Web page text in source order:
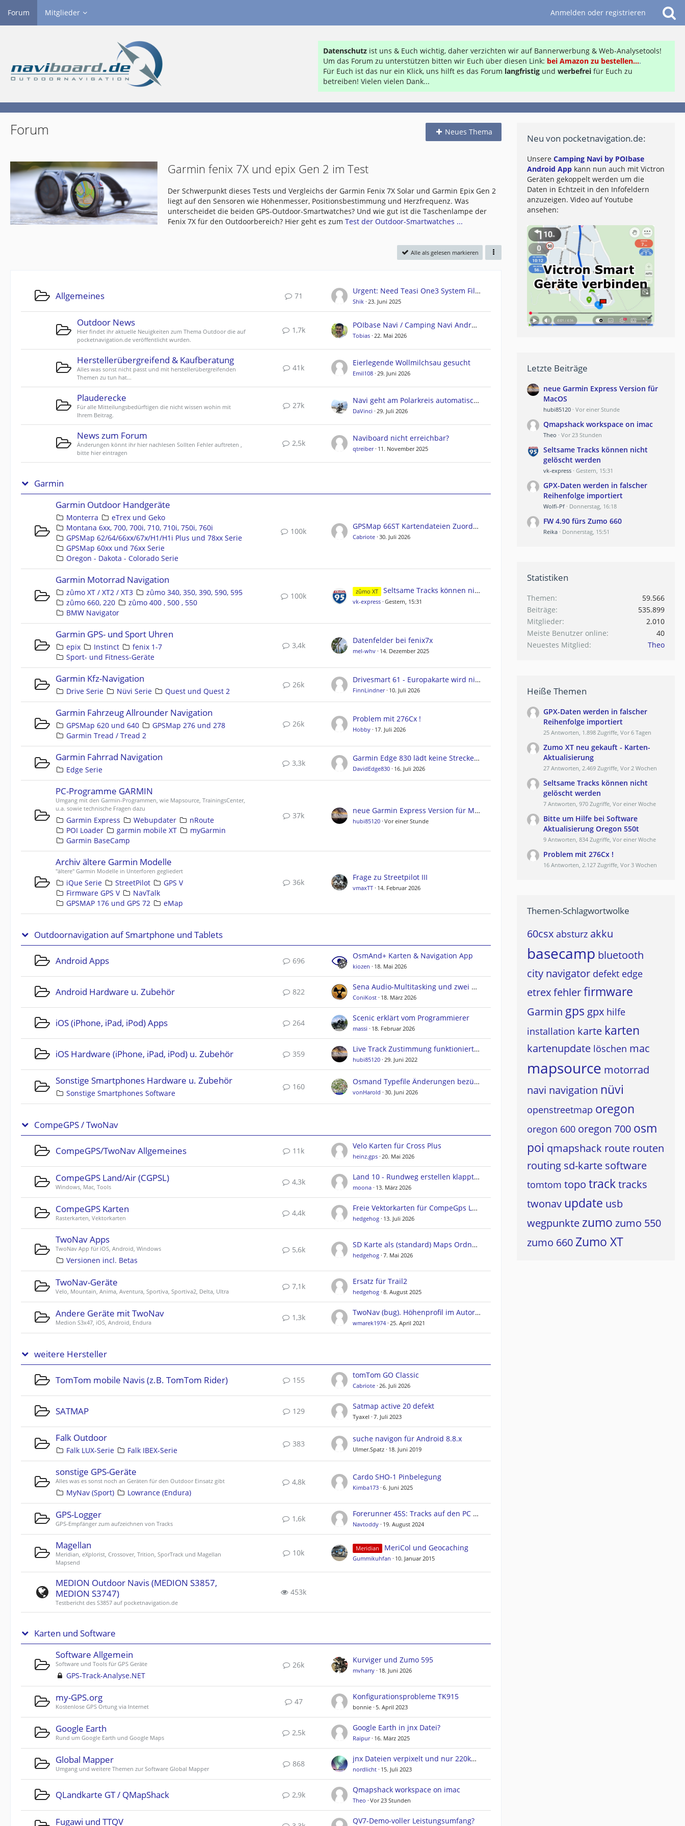
Forum Mitglieder Anmelden oder registrieren
Datenschutz ist uns & Euch wichtig, daher verzichten wir auf Bannerwerbung & Web-Analysetools!
Um das Forum zu unterstützen bitten wir Euch über diesen Link: bei Amazon zu bestellen....
Für Euch ist das nur ein Klick, uns hilft es das Forum langfristig und werbefrei für Euch zu
betreiben! Vielen vielen Dank...
Forum Neues Thema
Garmin fenix 7X und epix Gen 2 im Test
Der Schwerpunkt dieses Tests und Vergleichs der Garmin Fenix 7X Solar und Garmin Epix Gen 2
liegt auf den Sensoren wie Höhenmesser, Positionsbestimmung und Herzfrequenz. Was
unterscheidet die beiden GPS-Outdoor-Smartwatches? Und wie gut ist die Taschenlampe der
Fenix 7X für den Outdoorbereich? Hier geht es zumTest der Outdoor-Smartwatches ...
Alle als gelesen markieren
Allgemeines 71
Urgent: Need Teasi One3 System Files (Windows CE) - PC recognizes it as Mass Storage!
Shik 23. Juni 2025
Outdoor News
Hier findet ihr aktuelle Neuigkeiten zum Thema Outdoor die auf
pocketnavigation.de veröffentlicht wurden.
1,7k
POIbase Navi / Camping Navi Android App
Tobias 22. Mai 2026
Herstellerübergreifend & Kaufberatung
Alles was sonst nicht passt und mit herstellerübergreifenden
Themen zu tun hat...
41k
Eierlegende Wollmilchsau gesucht
Emil108 29. Juni 2026
Plauderecke
Für alle Mitteilungsbedürftigen die nicht wissen wohin mit
Ihrem Beitrag.
27k
Navi geht am Polarkreis automatisch in Nachtmodus
DaVinci 29. Juli 2026
News zum Forum
Änderungen könnt ihr hier nachlesen Sollten Fehler auftreten ,
bitte hier eintragen
2,5k
Naviboard nicht erreichbar?
qtreiber 11. November 2025
Garmin
Garmin Outdoor Handgeräte
Monterra
eTrex und Geko
Montana 6xx, 700, 700i, 710, 710i, 750i, 760i
GPSMap 62/64/66xx/67x/H1/H1i Plus und 78xx Serie
GPSMap 60xx und 76xx Serie
Oregon - Dakota - Colorado Serie
100k
GPSMap 66ST Kartendateien Zuordnen
Cabriote 30. Juli 2026
Garmin Motorrad Navigation
zûmo XT / XT2 / XT3
zûmo 340, 350, 390, 590, 595
zûmo 660, 220
zûmo 400 , 500 , 550
BMW Navigator
100k zûmo XT Seltsame Tracks können nicht gelöscht werden
vk-express Gestern, 15:31
Garmin GPS- und Sport Uhren
epix Instinct
fenix 1-7
Sport- und Fitness-Geräte
3,4k
Datenfelder bei fenix7x
mel-whv 14. Dezember 2025
Garmin Kfz-Navigation
Drive Serie Nüvi Serie Quest und Quest 2
26k
Drivesmart 61 - Europakarte wird nicht angezeigt
FinnLindner 10. Juli 2026
Garmin Fahrzeug Allrounder Navigation
GPSMap 620 und 640
GPSMap 276 und 278
Garmin Tread / Tread 2
26k
Problem mit 276Cx !
Hobby 17. Juli 2026
Garmin Fahrrad Navigation
Edge Serie
3,3k
Garmin Edge 830 lädt keine Strecken mehr von Komoot
DavidEdge830 16. Juli 2026
PC-Programme GARMIN
Umgang mit den Garmin-Programmen, wie Mapsource, TrainingsCenter,
u.a. sowie technische Fragen dazu
Garmin Express Webupdater
nRoute
POI Loader
garmin mobile XT
myGarmin
Garmin BaseCamp
37k
neue Garmin Express Version für MacOS
hubi85120 Vor einer Stunde
Archiv ältere Garmin Modelle
"ältere" Garmin Modelle in Unterforen gegliedert
iQue Serie StreetPilot
GPS V
Firmware GPS V
NavTalk
GPSMAP 176 und GPS 72
eMap
36k
Frage zu Streetpilot III
vmaxTT 14. Februar 2026
Outdoornavigation auf Smartphone und Tablets
Android Apps 696
OsmAnd+ Karten & Navigation App
kiozen 18. Mai 2026
Android Hardware u. Zubehör 822
Sena Audio-Multitasking und zwei A2DP-Quellen?
ConiKost 18. März 2026
iOS (iPhone, iPad, iPod) Apps 264
Scenic erklärt vom Programmierer
massi 18. Februar 2026
iOS Hardware (iPhone, iPad, iPod) u. Zubehör 359
Live Track Zustimmung funktioniert nicht
hubi85120 29. Juni 2022
Sonstige Smartphones Hardware u. Zubehör
Sonstige Smartphones Software
160
Osmand Typefile Änderungen bezüglich dieses Thread....., mögliche Fehlerquelle warum es nicht gehen kann...
vonHarold 30. Juni 2026
CompeGPS / TwoNav
CompeGPS/TwoNav Allgemeines 11k
Velo Karten für Cross Plus
heinz.gps 20. Mai 2026
CompeGPS Land/Air (CGPSL)
Windows, Mac, Tools
4,3k
Land 10 - Rundweg erstellen klappt nicht
moona 13. März 2026
CompeGPS Karten
Rasterkarten, Vektorkarten
4,4k
Freie Vektorkarten für CompeGps Land/Air und Twonav
hedgehog 13. Juli 2026
TwoNav Apps
TwoNav App für iOS, Android, Windows
Versionen incl. Betas
5,6k
SD Karte als (standard) Maps Ordner in TwoNAV 6 für Android einstellen/wählen
hedgehog 7. Mai 2026
TwoNav-Geräte
Velo, Mountain, Anima, Aventura, Sportiva, Sportiva2, Delta, Ultra
7,1k
Ersatz für Trail2
hedgehog 8. August 2025
Andere Geräte mit TwoNav
Medion S3x47, iOS, Android, Endura
1,3k
TwoNav (bug). Höhenprofil im Autorouting-Modus.
wmarek1974 25. April 2021
weitere Hersteller
TomTom mobile Navis (z.B. TomTom Rider) 155
tomTom GO Classic
Cabriote 26. Juli 2026
SATMAP 129
Satmap active 20 defekt
Tyaxel 7. Juli 2023
Falk Outdoor
Falk LUX-Serie Falk IBEX-Serie
383
suche navigon für Android 8.8.x
Ulmer.Spatz 18. Juni 2019
sonstige GPS-Geräte
Alles was es sonst noch an Geräten für den Outdoor Einsatz gibt
MyNav (Sport) Lowrance (Endura)
4,8k
Cardo SHO-1 Pinbelegung
Kimba173 6. Juni 2025
GPS-Logger
GPS-Empfänger zum aufzeichnen von Tracks
1,6k
Forerunner 45S: Tracks auf den PC ziehen
Navtoddy 19. August 2024
Magellan
Meridian, eXplorist, Crossover, Trition, SporTrack und Magellan
Mapsend
10k Meridian MeriCol und Geocaching
Gummikuhfan 10. Januar 2015
MEDION Outdoor Navis (MEDION S3857,
MEDION S3747)
Testbericht des S3857 auf pocketnavigation.de
453k
Karten und Software
Software Allgemein
Software und Tools für GPS Geräte
GPS-Track-Analyse.NET
26k
Kurviger und Zumo 595
mvharry 18. Juni 2026
my-GPS.org
Kostenlose GPS Ortung via Internet
47
Konfigurationsprobleme TK915
bonnie 5. April 2023
Google Earth
Rund um Google Earth und Google Maps
2,5k
Google Earth in jnx Datei?
Raipur 16. März 2025
Global Mapper
Umgang und weitere Themen zur Software Global Mapper
868
jnx Dateien verpixelt und nur 220kb groß
nordlicht 15. Juli 2023
QLandkarte GT / QMapShack 2,9k
Qmapshack workspace on imac
Theo Vor 23 Stunden
Fugawi und TTQV QV7-Demo-voller Leistungsumfang?
Neu von pocketnavigation.de:
Unsere Camping Navi by POIbase
Android App kann nun auch mit Victron
Geräten gekoppelt werden um die
Daten in Echtzeit in den Infofeldern
anzuzeigen. Video auf Youtube
ansehen:
Letzte Beiträge
neue Garmin Express Version für
MacOS
hubi85120 Vor einer Stunde
Qmapshack workspace on imac
Theo Vor 23 Stunden
Seltsame Tracks können nicht
gelöscht werden
vk-express Gestern, 15:31
GPX-Daten werden in falscher
Reihenfolge importiert
Wolfi-Pf Donnerstag, 16:18
FW 4.90 fürs Zumo 660
Reika Donnerstag, 15:51
Statistiken
Themen
59.566
Beiträge
535.899
Mitglieder
2.010
Meiste Benutzer online
40
Neuestes Mitglied
Theo
Heiße Themen
GPX-Daten werden in falscher
Reihenfolge importiert
25 Antworten, 1.898 Zugriffe, Vor 6 Tagen
Zumo XT neu gekauft - Karten-
Aktualisierung
27 Antworten, 2.469 Zugriffe, Vor 2 Wochen
Seltsame Tracks können nicht
gelöscht werden
7 Antworten, 970 Zugriffe, Vor einer Woche
Bitte um Hilfe bei Software
Aktualisierung Oregon 550t
9 Antworten, 834 Zugriffe, Vor einer Woche
Problem mit 276Cx !
16 Antworten, 2.127 Zugriffe, Vor 3 Wochen
Themen-Schlagwortwolke
60csx absturz akku
basecamp bluetooth
city navigator defekt edge
etrexfehlerfirmware
Garmin gps gpx hilfe
installation karte karten
kartenupdate löschen mac
mapsource motorrad
navi navigation nüvi
openstreetmap oregon
oregon 600 oregon 700 osm
poi qmapshack route routen
routing sd-karte software
tomtom topo tracktracks
twonav update usb
wegpunkte zumo zumo 550
zumo 660 Zumo XT